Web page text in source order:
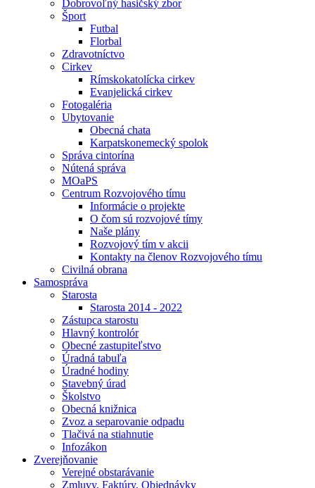
Dobrovoľný hasičský zbor
Šport
Futbal
Florbal
Zdravotníctvo
Cirkev
Rímskokatolícka cirkev
Evanjelická cirkev
Fotogaléria
Ubytovanie
Obecná chata
Karpatskonemecký spolok
Správa cintorína
Nútená správa
MOaPS
Centrum Rozvojového tímu
Informácie o projekte
O čom sú rozvojové tímy
Naše plány
Rozvojový tím v akcii
Kontakty na členov Rozvojového tímu
Civilná obrana
Samospráva
Starosta
Starosta 2014 - 2022
Zástupca starostu
Hlavný kontrolór
Obecné zastupiteľstvo
Úradná tabuľa
Úradné hodiny
Stavebný úrad
Školstvo
Obecná knižnica
Zvoz a separovanie odpadu
Tlačivá na stiahnutie
Infozákon
Zverejňovanie
Verejné obstarávanie
Zmluvy, Faktúry, Objednávky